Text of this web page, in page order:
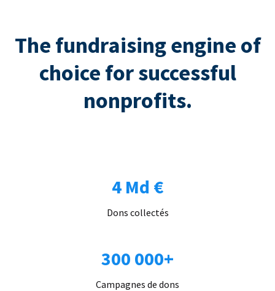
The fundraising engine of
choice for successful
nonprofits.
4 Md €
Dons collectés
300 000+
Campagnes de dons